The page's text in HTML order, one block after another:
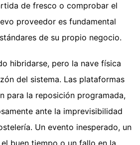
de fresco o comprobar el
proveedor es fundamental
de su propio negocio.
hibridarse, pero la nave física
del sistema. Las plataformas
para la reposición programada,
ante la imprevisibilidad
Un evento inesperado, un